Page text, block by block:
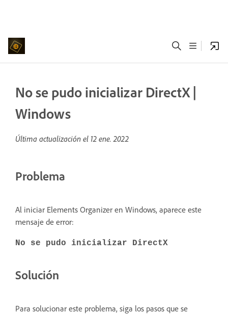
No se pudo inicializar DirectX |
Windows
Última actualización el 12 ene. 2022
Problema
Al iniciar Elements Organizer en Windows, aparece este
mensaje de error:
No se pudo inicializar DirectX
Solución
Para solucionar este problema, siga los pasos que se